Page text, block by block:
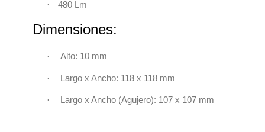
· 480 Lm
Dimensiones:
· Alto: 10 mm
· Largo x Ancho: 118 x 118 mm
· Largo x Ancho (Agujero): 107 x 107 mm